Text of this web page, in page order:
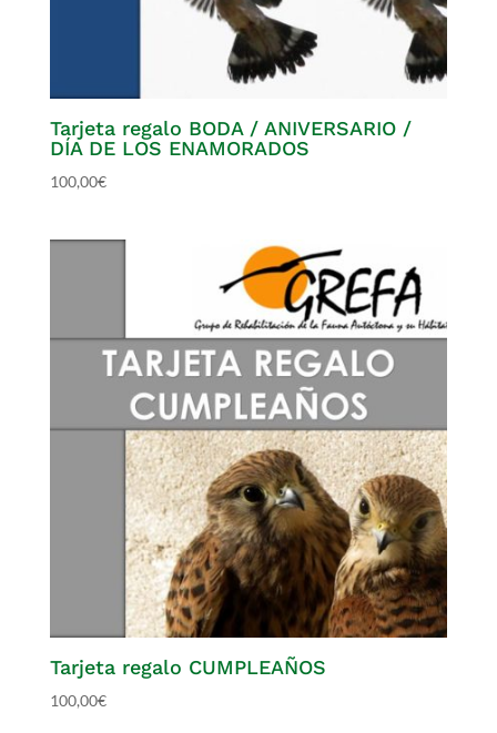
Tarjeta regalo BODA / ANIVERSARIO /
DÍA DE LOS ENAMORADOS
100,00€
Tarjeta regalo CUMPLEAÑOS
100,00€